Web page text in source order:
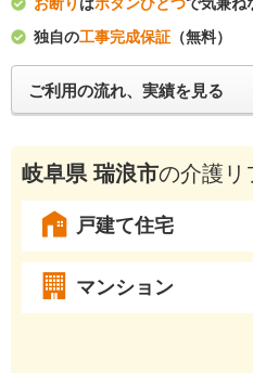
独自の工事完成保証 （無料）
ご利用の流れ、実績を見る
岐阜県 瑞浪市の介護リ
戸建て住宅
マンション